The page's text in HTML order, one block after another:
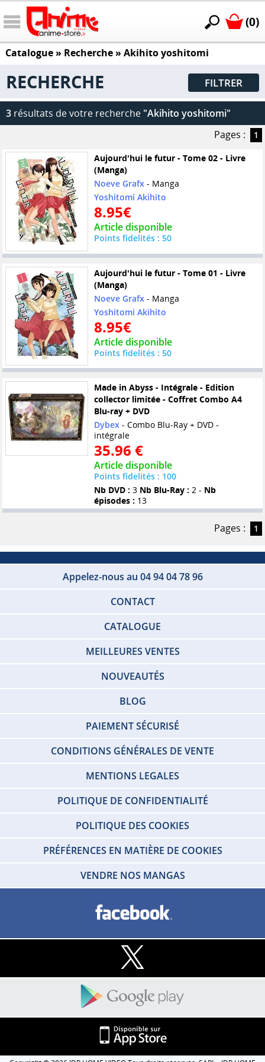
(0)
Catalogue» Recherche » Akihito yoshitomi
RECHERCHE FILTRER
3 résultats de votre recherche "Akihito yoshitomi"
Pages :
1
Aujourd'hui le futur - Tome 02 - Livre
(Manga)
Noeve Grafx- Manga
Yoshitomi Akihito
8.95€
Article disponible
Points fidelités : 50
Aujourd'hui le futur - Tome 01 - Livre
(Manga)
Noeve Grafx - Manga
Yoshitomi Akihito
8.95€
Article disponible
Points fidelités : 50
Made in Abyss - Intégrale - Edition
collector limitée - Coffret Combo A4
Blu-ray + DVD
Dybex - Combo Blu-Ray + DVD -
intégrale
35.96 €
Article disponible
Points fidelités : 100
Nb DVD : 3 Nb Blu-Ray : 2 - Nb
épisodes : 13
Pages : 1
Appelez-nous au 04 94 04 78 96
CONTACT
CATALOGUE
MEILLEURES VENTES
NOUVEAUTÉS
BLOG
PAIEMENT SÉCURISÉ
CONDITIONS GÉNÉRALES DE VENTE
MENTIONS LEGALES
POLITIQUE DE CONFIDENTIALITÉ
POLITIQUE DES COOKIES
PRÉFÉRENCES EN MATIÈRE DE COOKIES
VENDRE NOS MANGAS